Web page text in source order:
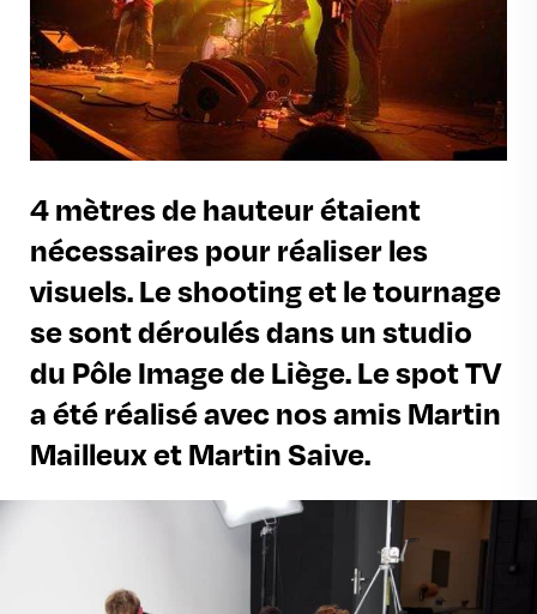
4 mètres de hauteur étaient
nécessaires pour réaliser les
visuels. Le shooting et le tournage
se sont déroulés dans un studio
du Pôle Image de Liège. Le spot TV
a été réalisé avec nos amis Martin
Mailleux et Martin Saive.